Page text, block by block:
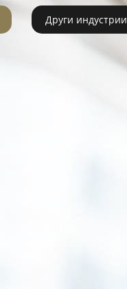
Други индустрии